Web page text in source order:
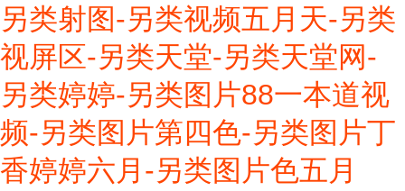
另类射图-另类视频五月天-另类
视屏区-另类天堂-另类天堂网-
另类婷婷-另类图片88一本道视
频-另类图片第四色-另类图片丁
香婷婷六月-另类图片色五月